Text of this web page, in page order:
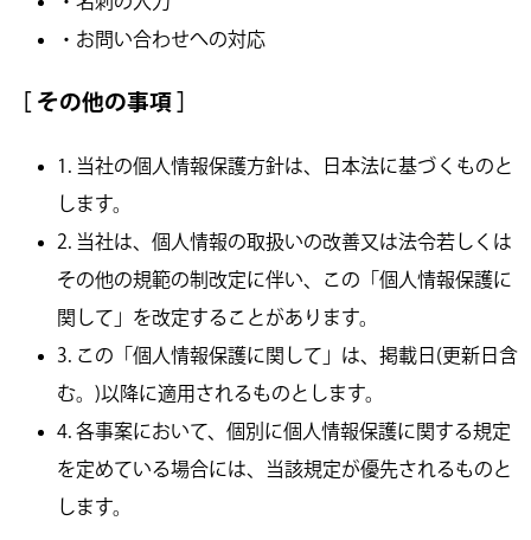
・お問い合わせへの対応
［ その他の事項 ］
1. 当社の個人情報保護方針は、日本法に基づくものと
します。
2. 当社は、個人情報の取扱いの改善又は法令若しくは
その他の規範の制改定に伴い、この「個人情報保護に
関して」を改定することがあります。
3. この「個人情報保護に関して」は、掲載日(更新日含
む。)以降に適用されるものとします。
4. 各事案において、個別に個人情報保護に関する規定
を定めている場合には、当該規定が優先されるものと
します。